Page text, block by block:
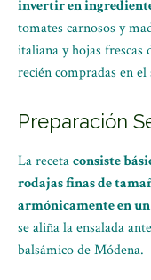
invertir en
tomates carnosos y
italiana y hojas frescas
recién compradas en
Preparación
La recetaconsiste
rodajas finas de
armónicamente en
se aliña la ensalada
balsámico de Módena.